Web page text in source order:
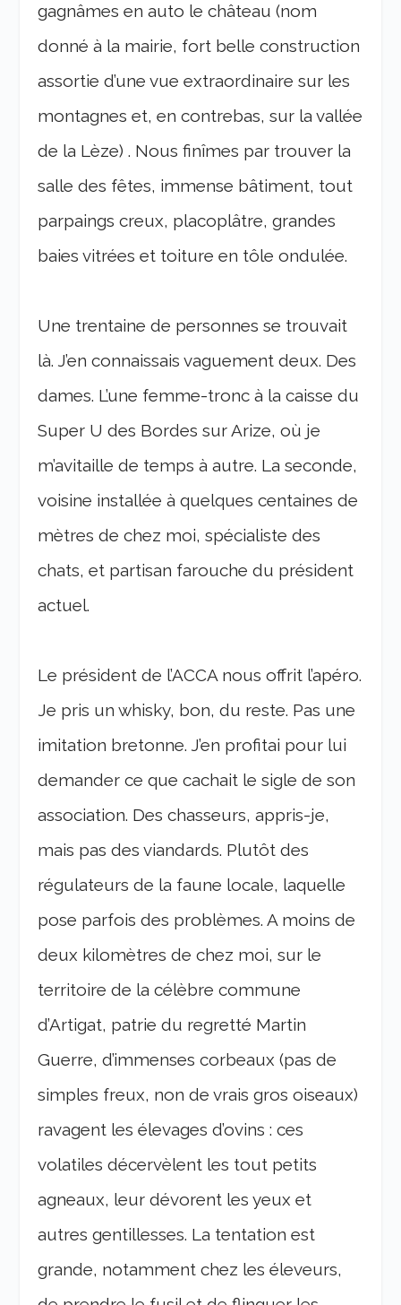
gagnâmes en auto le château (nom
donné à la mairie, fort belle construction
assortie d’une vue extraordinaire sur les
montagnes et, en contrebas, sur la vallée
de la Lèze) . Nous finîmes par trouver la
salle des fêtes, immense bâtiment, tout
parpaings creux, placoplâtre, grandes
baies vitrées et toiture en tôle ondulée.
Une trentaine de personnes se trouvait
là. J’en connaissais vaguement deux. Des
dames. L’une femme-tronc à la caisse du
Super U des Bordes sur Arize, où je
m’avitaille de temps à autre. La seconde,
voisine installée à quelques centaines de
mètres de chez moi, spécialiste des
chats, et partisan farouche du président
actuel.
Le président de l’ACCA nous offrit l’apéro.
Je pris un whisky, bon, du reste. Pas une
imitation bretonne. J’en profitai pour lui
demander ce que cachait le sigle de son
association. Des chasseurs, appris-je,
mais pas des viandards. Plutôt des
régulateurs de la faune locale, laquelle
pose parfois des problèmes. A moins de
deux kilomètres de chez moi, sur le
territoire de la célèbre commune
d’Artigat, patrie du regretté Martin
Guerre, d’immenses corbeaux (pas de
simples freux, non de vrais gros oiseaux)
ravagent les élevages d’ovins : ces
volatiles décervèlent les tout petits
agneaux, leur dévorent les yeux et
autres gentillesses. La tentation est
grande, notamment chez les éleveurs,